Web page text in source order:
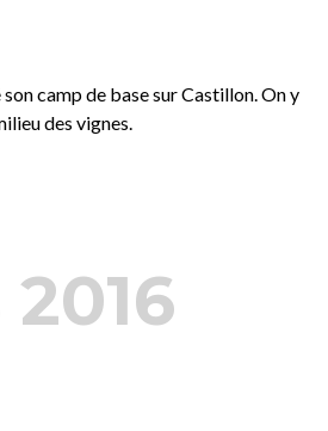
son camp de base sur Castillon. On y
des vignes.